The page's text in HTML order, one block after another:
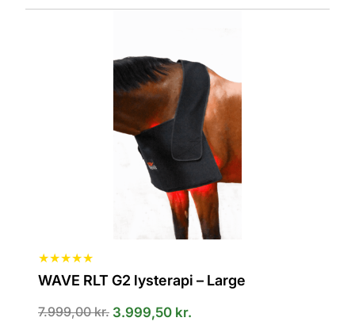
★★★★★
WAVE RLT G2 lysterapi – Large
7.999,00kr. 3.999,50 kr.